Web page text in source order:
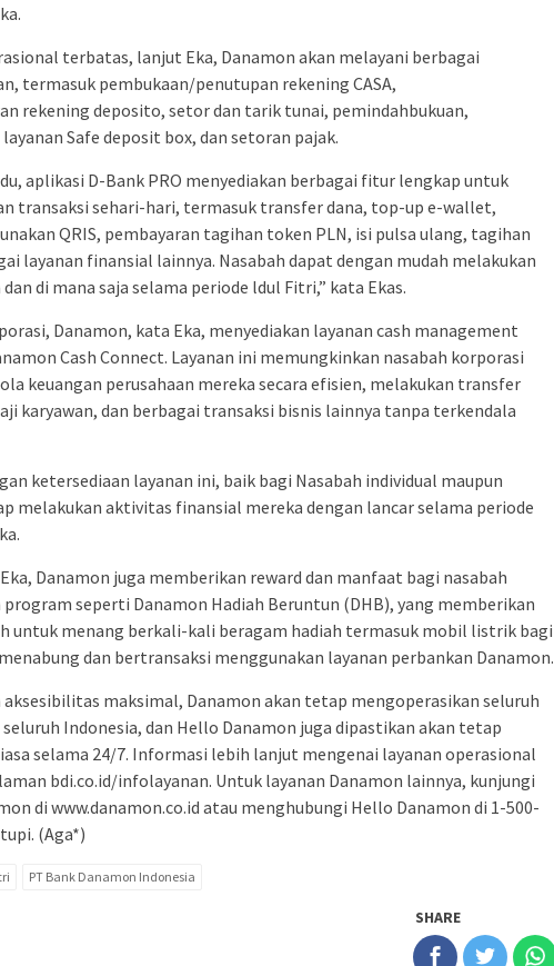
terbatas, lanjut Eka, Danamon akan melayani berbagai
termasuk pembukaan/penutupan rekening CASA,
rekening deposito, setor dan tarik tunai, pemindahbukuan,
Safe deposit box, dan setoran pajak.
aplikasi D-Bank PRO menyediakan berbagai fitur lengkap untuk
transaksi sehari-hari, termasuk transfer dana, top-up e-wallet,
QRIS, pembayaran tagihan token PLN, isi pulsa ulang, tagihan
layanan finansial lainnya. Nasabah dapat dengan mudah melakukan
di mana saja selama periode ldul Fitri,” kata Ekas.
Danamon, kata Eka, menyediakan layanan cash management
Cash Connect. Layanan ini memungkinkan nasabah korporasi
keuangan perusahaan mereka secara efisien, melakukan transfer
karyawan, dan berbagai transaksi bisnis lainnya tanpa terkendala
ketersediaan layanan ini, baik bagi Nasabah individual maupun
melakukan aktivitas finansial mereka dengan lancar selama periode
Danamon juga memberikan reward dan manfaat bagi nasabah
seperti Danamon Hadiah Beruntun (DHB), yang memberikan
untuk menang berkali-kali beragam hadiah termasuk mobil listrik bagi
dan bertransaksi menggunakan layanan perbankan Danamon.
maksimal, Danamon akan tetap mengoperasikan seluruh
seluruh Indonesia, dan Hello Danamon juga dipastikan akan tetap
selama 24/7. Informasi lebih lanjut mengenai layanan operasional
bdi.co.id/infolayanan. Untuk layanan Danamon lainnya, kunjungi
di www.danamon.co.id atau menghubungi Hello Danamon di 1-500-
(Aga*)
PT Bank Danamon Indonesia
SHARE